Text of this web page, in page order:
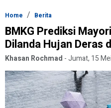
Home Berita
BMKG Prediksi
Dilanda Hujan Deras
Khasan Rochmad -Jumat, 15